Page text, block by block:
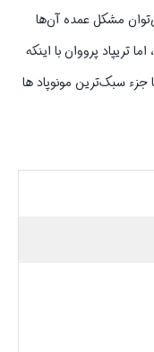
مشکل عمده آن‌ها
تریپاد پرووان با اینکه
جزء سبک‌ترین مونوپاد ها